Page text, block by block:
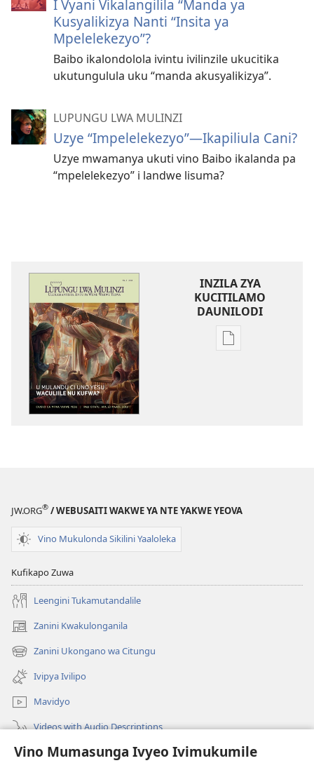
Vino Mumasunga Ivyeo Ivimukumile
I Vyani Vikalangilila “Manda ya
Kusyalikizya Nanti “Insita ya
Mpelelekezyo”?
Baibo ikalondolola ivintu ivilinzile ukucitika
ukutungulula uku “manda akusyalikizya”.
LUPUNGU LWA MULINZI
Uzye “Impelelekezyo”​—Ikapiliula Cani?
Uzye mwamanya ukuti vino Baibo ikalanda pa
“mpelelekezyo” i landwe lisuma?
INZILA ZYA
KUCITILAMO
DAUNILODI
Vya
Yesu
JW.ORG® / WEBUSAITI WAKWE YA NTE YAKWE YEOVA
Vino Mukulonda Sikilini Yaaloleka
Kufikapo Zuwa
Leengini Tukamutandalile
Zanini Kwakulonganila
(opens
new
window)
Zanini Ukongano wa Citungu
(opens
new
window)
Ivipya Ivilipo
Mavidyo
Videos with Audio Descriptions
Londini